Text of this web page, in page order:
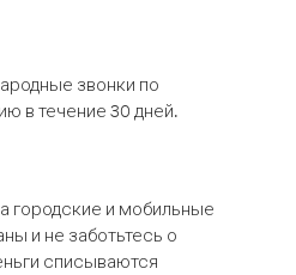
звонки по
в течение 30 дней.
городские и мобильные
и не заботьтесь о
списываются